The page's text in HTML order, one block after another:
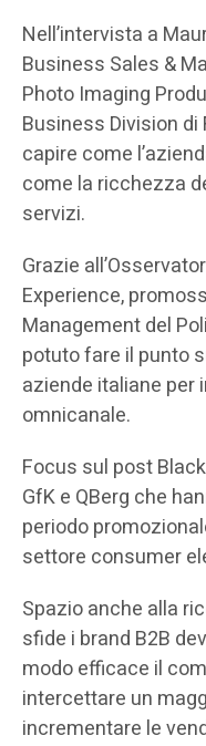
Nell’intervista a
Business Sales &
Photo Imaging
Business Division
capire come
come la ricchezza
servizi.
Grazie
Experience,
Management del
potuto fare il punto
aziende italiane per
omnicanale.
Focus sul post
GfK e QBerg che
periodo
settore consumer
Spazio anche alla
sfide i brand B2B
modo efficace il
intercettare un
incrementare le